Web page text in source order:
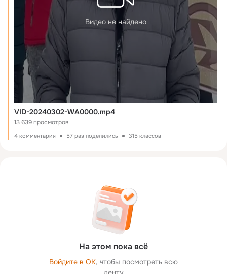
Видео не найдено
VID-20240302-WA0000.mp4
13 639 просмотров
4 комментария 57 раз поделились 315 классов
На этом пока всё
Войдите в ОК, чтобы посмотреть всю